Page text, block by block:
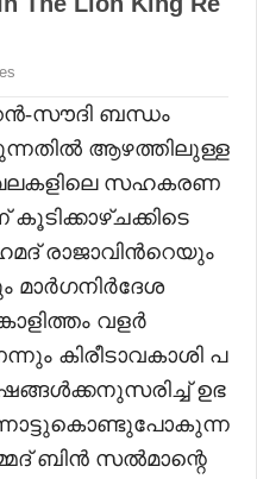
സൗദി ബന്ധം
ആഴത്തിലുള്ള
സഹകരണ
രാജാവിൻറെയും
മാർഗനിർദേശ
വളർ
കിരീടാവകാശി പ
ഉഭ
ബിൻ സൽമാന്റെ